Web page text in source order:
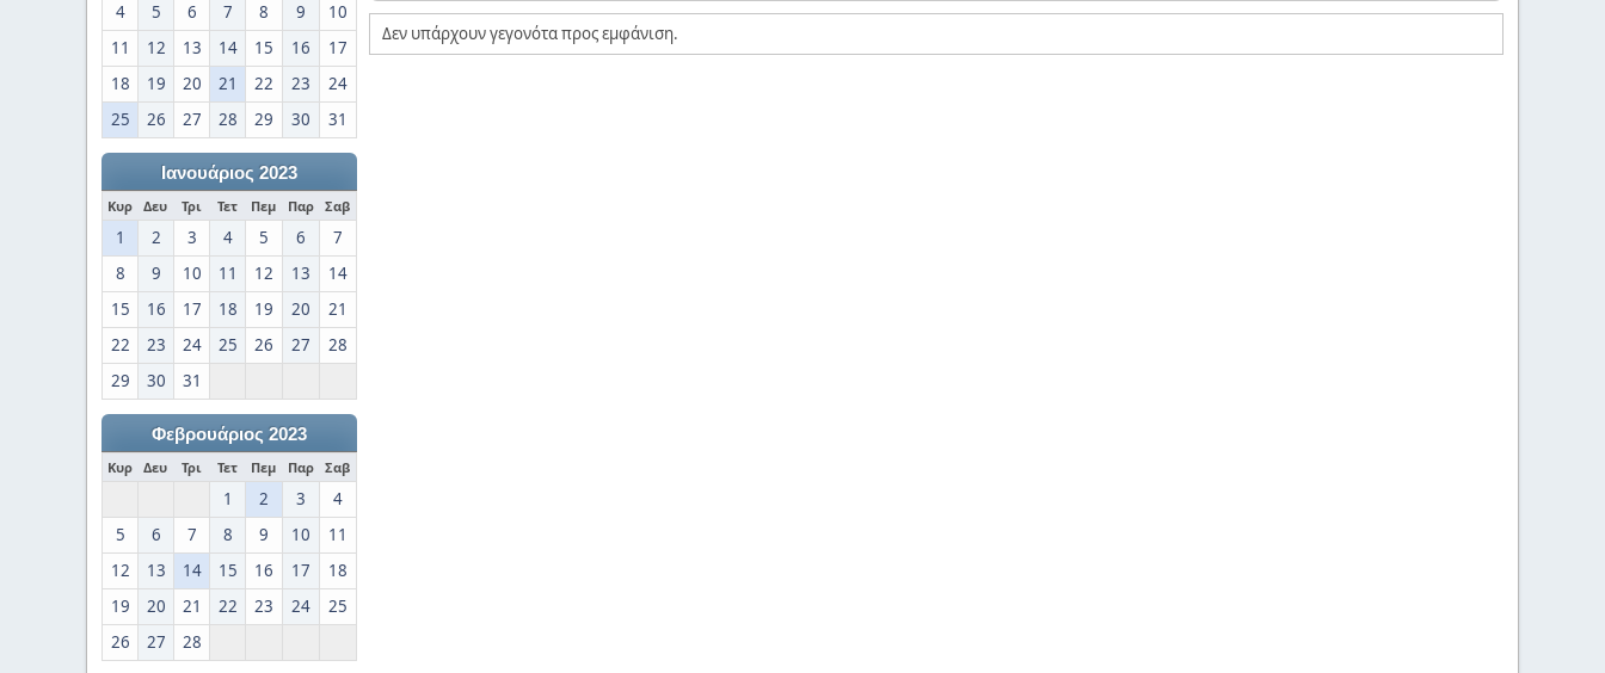
4
5 6 7 8 9
10
11
12 13 14 15 16
17
18
19 20 21 22 23
24
25
26 27 28 29 30 31
Ιανουάριος 2023
Κυρ Δευ Τρι Τετ Πεμ Παρ Σαβ
1 2 3 4 5 6
7
8
9 10 11 12 13
14
15
16 17 18 19 20
21
22
23 24 25 26 27
28
29
30 31
Φεβρουάριος 2023
Κυρ Δευ Τρι Τετ Πεμ Παρ Σαβ
1 2 3
4
5
6 7 8 9 10
11
12
13 14 15 16 17
18
19
20 21 22 23 24
25
26
27 28
Δεν υπάρχουν γεγονότα προς εμφάνιση.